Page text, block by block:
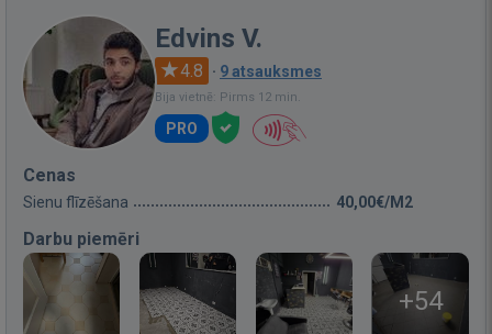
Edvins V.
4.8 · 9 atsauksmes
Bija vietnē: Pirms 12 min.
PRO
Cenas
Sienu flīzēšana 40,00€/M2
Darbu piemēri
+54